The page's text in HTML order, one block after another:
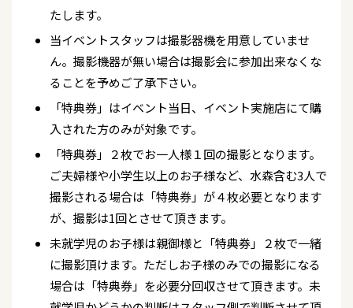
たします。
当イベントスタッフは撮影器機を用意していませ
ん。撮影機器が無い場合は撮影会に参加出来なくな
ることを予めご了承下さい。
「特典券」はイベント当日、イベント実施店にて購
入された方のみが対象です。
「特典券」２枚でお一人様１回の撮影となります。
ご夫婦様や小学生以上のお子様など、水森含む3人で
撮影される場合は「特典券」が４枚必要となります
が、撮影は1回とさせて頂きます。
未就学児のお子様は親御様と「特典券」２枚で一緒
に撮影頂けます。ただしお子様のみでの撮影になる
場合は「特典券」を必要分回収させて頂きます。未